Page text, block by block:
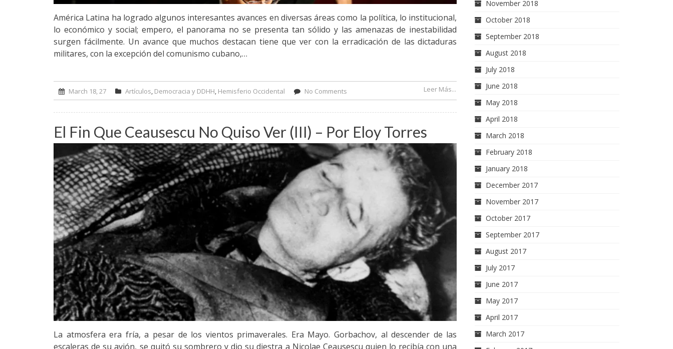
América Latina ha logrado algunos interesantes avances en diversas áreas como la política, lo institucional,
lo económico y social; empero, el panorama no se presenta tan sólido y las amenazas de inestabilidad
surgen fácilmente. Un avance que muchos destacan tiene que ver con la erradicación de las dictaduras
militares, con la excepción del comunismo cubano,…
March 18, 27 Artículos, Democracia y DDHH, Hemisferio Occidental No Comments on Amenazas a la democracia – Por Félix Gerardo Arellano
Leer Más...
El Fin Que Ceausescu No Quiso Ver (III) – Por Eloy Torres
La atmosfera era fría, a pesar de los vientos primaverales. Era Mayo. Gorbachov, al descender de las
escaleras de su avión, se quitó su sombrero y dio su diestra a Nicolae Ceausescu quien lo recibía con una
November 2018
October 2018
September 2018
August 2018
July 2018
June 2018
May 2018
April 2018
March 2018
February 2018
January 2018
December 2017
November 2017
October 2017
September 2017
August 2017
July 2017
June 2017
May 2017
April 2017
March 2017